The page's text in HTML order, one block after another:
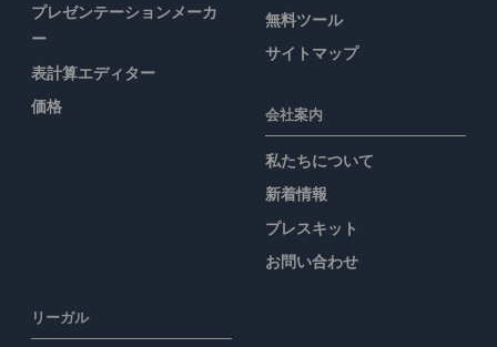
プレゼンテーションメーカ
ー
表計算エディター
価格
無料ツール
サイトマップ
会社案内
私たちについて
新着情報
プレスキット
お問い合わせ
リーガル